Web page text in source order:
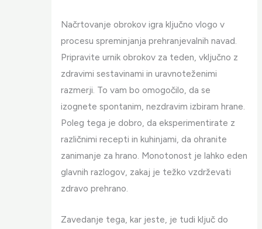
Načrtovanje obrokov igra ključno vlogo v
procesu spreminjanja prehranjevalnih navad.
Pripravite urnik obrokov za teden, vključno z
zdravimi sestavinami in uravnoteženimi
razmerji. To vam bo omogočilo, da se
izognete spontanim, nezdravim izbiram hrane.
Poleg tega je dobro, da eksperimentirate z
različnimi recepti in kuhinjami, da ohranite
zanimanje za hrano. Monotonost je lahko eden
glavnih razlogov, zakaj je težko vzdrževati
zdravo prehrano.
Zavedanje tega, kar jeste, je tudi ključ do